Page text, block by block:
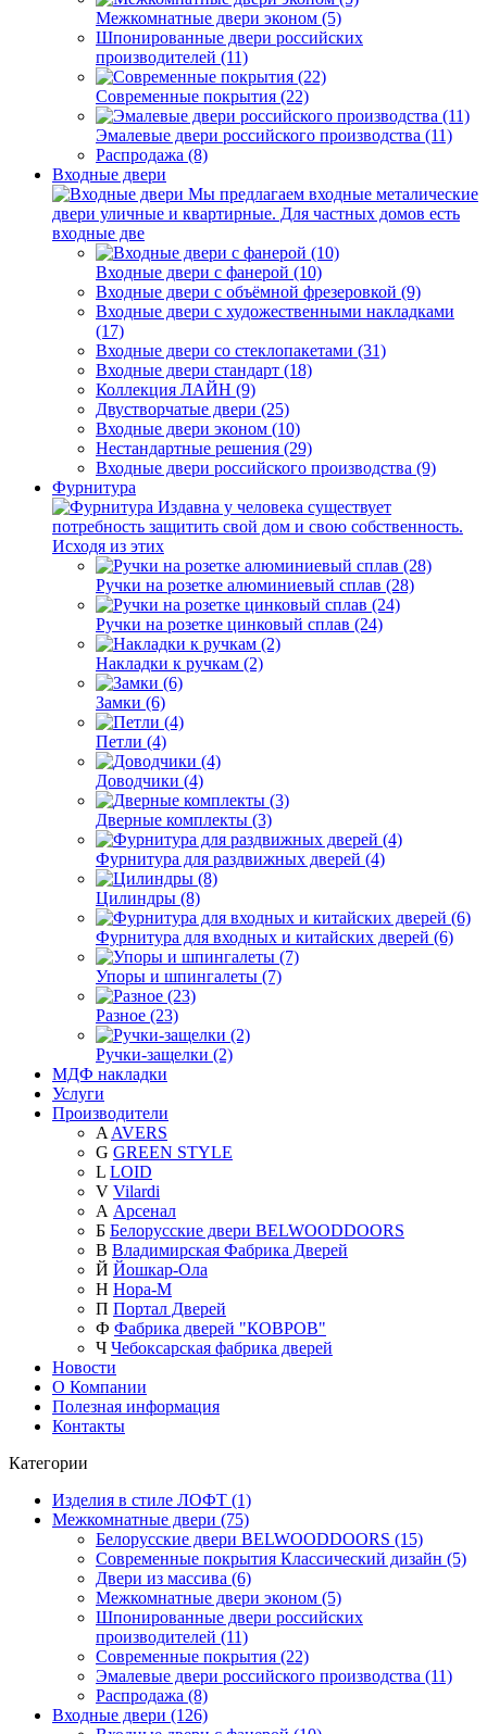
Межкомнатные двери эконом (5)
Шпонированные двери российских
производителей (11)
Современные покрытия (22)
Эмалевые двери российского производства (11)
Распродажа (8)
Входные двери
Мы предлагаем входные металические
двери уличные и квартирные. Для частных домов есть
входные две
Входные двери с фанерой (10)
Входные двери с объёмной фрезеровкой (9)
Входные двери с художественными накладками
(17)
Входные двери со стеклопакетами (31)
Входные двери стандарт (18)
Коллекция ЛАЙН (9)
Двустворчатые двери (25)
Входные двери эконом (10)
Нестандартные решения (29)
Входные двери российского производства (9)
Фурнитура
Издавна у человека существует
потребность защитить свой дом и свою собственность.
Исходя из этих
Ручки на розетке алюминиевый сплав (28)
Ручки на розетке цинковый сплав (24)
Накладки к ручкам (2)
Замки (6)
Петли (4)
Доводчики (4)
Дверные комплекты (3)
Фурнитура для раздвижных дверей (4)
Цилиндры (8)
Фурнитура для входных и китайских дверей (6)
Упоры и шпингалеты (7)
Разное (23)
Ручки-защелки (2)
МДФ накладки
Услуги
Производители
A AVERS
G GREEN STYLE
L LOID
V Vilardi
А Арсенал
Б Белорусские двери BELWOODDOORS
В Владимирская Фабрика Дверей
Й Йошкар-Ола
Н Нора-М
П Портал Дверей
Ф Фабрика дверей "КОВРОВ"
Ч Чебоксарская фабрика дверей
Новости
О Компании
Полезная информация
Контакты
Категории
Изделия в стиле ЛОФТ (1)
Межкомнатные двери (75)
Белорусские двери BELWOODDOORS (15)
Современные покрытия Классический дизайн (5)
Двери из массива (6)
Межкомнатные двери эконом (5)
Шпонированные двери российских
производителей (11)
Современные покрытия (22)
Эмалевые двери российского производства (11)
Распродажа (8)
Входные двери (126)